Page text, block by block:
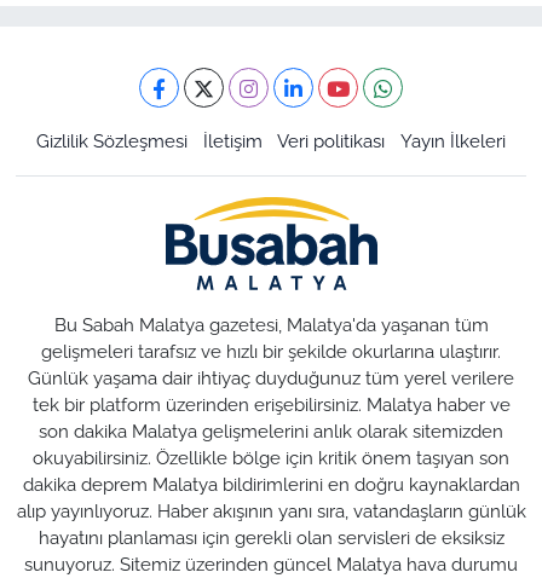
Gizlilik Sözleşmesi İletişim Veri politikası Yayın İlkeleri
Bu Sabah Malatya gazetesi, Malatya'da yaşanan tüm
gelişmeleri tarafsız ve hızlı bir şekilde okurlarına ulaştırır.
Günlük yaşama dair ihtiyaç duyduğunuz tüm yerel verilere
tek bir platform üzerinden erişebilirsiniz. Malatya haber ve
son dakika Malatya gelişmelerini anlık olarak sitemizden
okuyabilirsiniz. Özellikle bölge için kritik önem taşıyan son
dakika deprem Malatya bildirimlerini en doğru kaynaklardan
alıp yayınlıyoruz. Haber akışının yanı sıra, vatandaşların günlük
hayatını planlaması için gerekli olan servisleri de eksiksiz
sunuyoruz. Sitemiz üzerinden güncel Malatya hava durumu